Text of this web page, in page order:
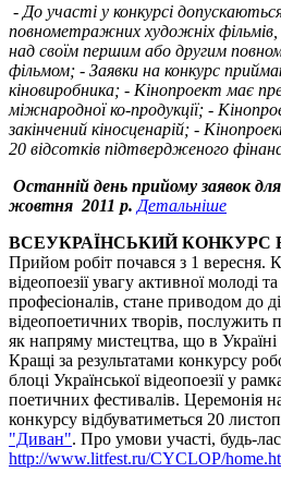
- До участі у конкурсі
повнометражних художніх
над своїм першим або другим
фільмом; - Заявки на конкурс
кіновиробника; - Кінопроект має
міжнародної ко-продукції; -
закінчений кіносценарій; -
20 відсотків підтвердженого
Останній день прийому заявок
жовтня 2011 р. Детальніше
ВСЕУКРАЇНСЬКИЙ КОНКУРС
Прийом робіт почався з 1 вересня.
відеопоезії увагу активної молоді
професіоналів, стане приводом до
відеопоетичних творів, послужить
як напряму мистецтва, що в Україні
Кращі за результатами конкурсу
блоці Української відеопоезії у
поетичних фестивалів. Церемонія
конкурсу відбуватиметься 20
"Диван". Про умови участі, будь-
http://www.litfest.ru/CYCLOP/